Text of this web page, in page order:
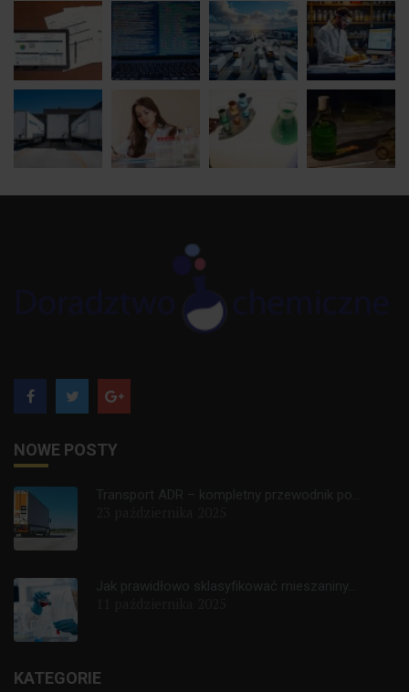
NOWE POSTY
Transport ADR – kompletny przewodnik po...
Jak prawidłowo sklasyfikować mieszaniny...
KATEGORIE